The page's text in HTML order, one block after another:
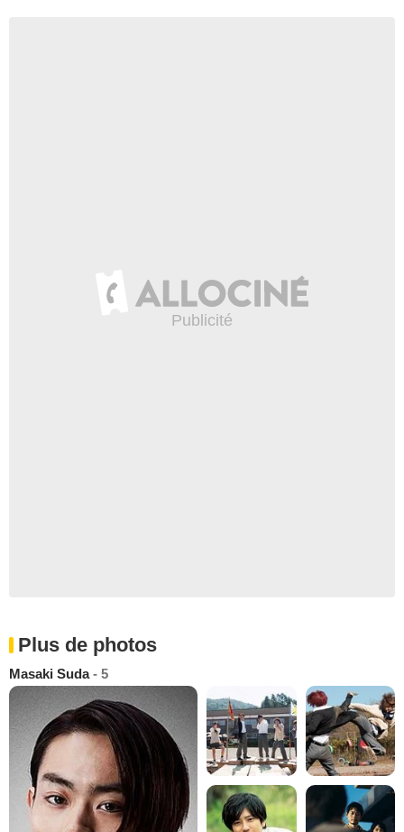
Plus de photos
Masaki Suda- 5